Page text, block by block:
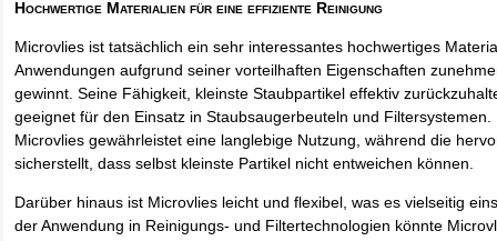
Hochwertige Materialien für eine effiziente Reinigung
Microvlies ist tatsächlich ein sehr interessantes hochwertiges
Anwendungen aufgrund seiner vorteilhaften Eigenschaften
gewinnt. Seine Fähigkeit, kleinste Staubpartikel effektiv
geeignet für den Einsatz in Staubsaugerbeuteln und
Microvlies gewährleistet eine langlebige Nutzung, während die
sicherstellt, dass selbst kleinste Partikel nicht entweichen können.
Darüber hinaus ist Microvlies leicht und flexibel, was es vielseitig
der Anwendung in Reinigungs- und Filtertechnologien könnte